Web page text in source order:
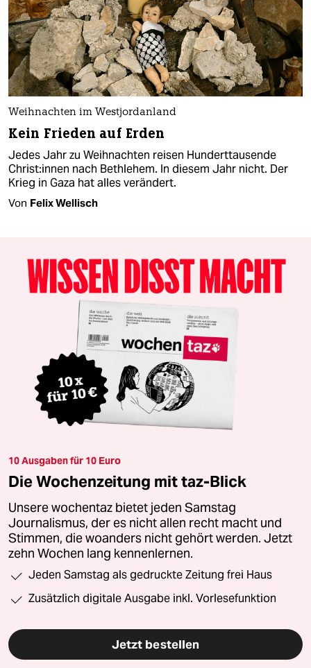
Weihnachten im Westjordanland
Kein Frieden auf Erden
Jedes Jahr zu Weihnachten reisen Hunderttausende
Chris­t:in­nen nach Bethlehem. In diesem Jahr nicht. Der
Krieg in Gaza hat alles verändert.
Von Felix Wellisch
10 Ausgaben für 10 Euro
Die Wochenzeitung mit taz-Blick
Unsere wochentaz bietet jeden Samstag
Journalismus, der es nicht allen recht macht und
Stimmen, die woanders nicht gehört werden. Jetzt
zehn Wochen lang kennenlernen.
Jeden Samstag als gedruckte Zeitung frei Haus
Zusätzlich digitale Ausgabe inkl. Vorlesefunktion
Jetzt bestellen